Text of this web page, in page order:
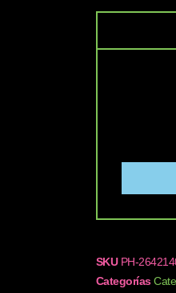
SKU PH-
Categorías